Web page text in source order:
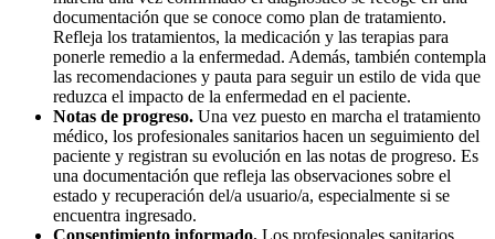
documentación que se conoce como plan de tratamiento.
Refleja los tratamientos, la medicación y las terapias para
ponerle remedio a la enfermedad. Además, también contempla
las recomendaciones y pauta para seguir un estilo de vida que
reduzca el impacto de la enfermedad en el paciente.
Notas de progreso. Una vez puesto en marcha el tratamiento
médico, los profesionales sanitarios hacen un seguimiento del
paciente y registran su evolución en las notas de progreso. Es
una documentación que refleja las observaciones sobre el
estado y recuperación del/a usuario/a, especialmente si se
encuentra ingresado.
Consentimiento informado. Los profesionales sanitarios